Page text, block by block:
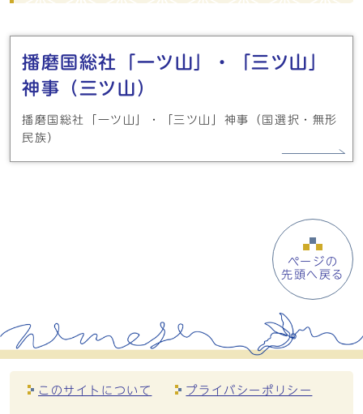
メインメニュー
播磨国総社「一ツ山」・「三ツ山」
神事（三ツ山）
播磨国総社「一ツ山」・「三ツ山」神事（国選択・無形
民族）
ページの
先頭へ戻る
このサイトについて プライバシーポリシー